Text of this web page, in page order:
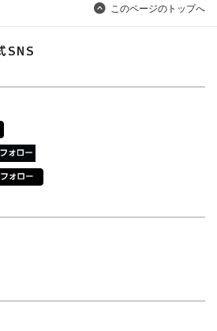
このページのトップへ